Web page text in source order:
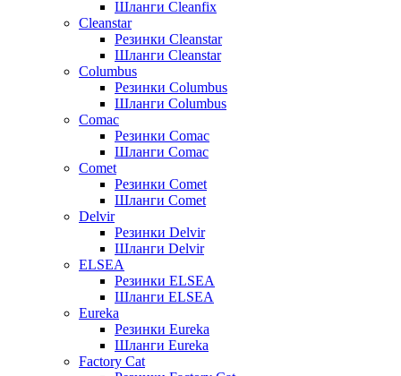
Шланги Cleanfix
Cleanstar
Резинки Cleanstar
Шланги Cleanstar
Columbus
Резинки Columbus
Шланги Columbus
Comac
Резинки Comac
Шланги Comac
Comet
Резинки Comet
Шланги Comet
Delvir
Резинки Delvir
Шланги Delvir
ELSEA
Резинки ELSEA
Шланги ELSEA
Eureka
Резинки Eureka
Шланги Eureka
Factory Cat